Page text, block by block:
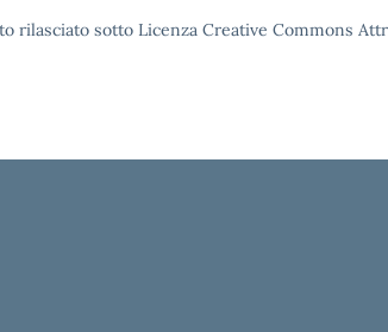
rilasciato sotto Licenza Creative Commons